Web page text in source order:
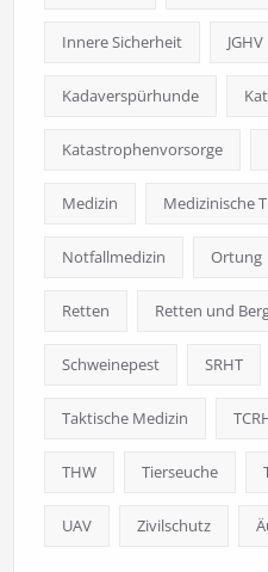
Innere Sicherheit JGHV
Kadaverspürhunde
Katastrophenvorsorge
Medizin Medizinische
Notfallmedizin Ortung
Retten Retten und
Schweinepest SRHT
Taktische Medizin
THW Tierseuche
UAV Zivilschutz